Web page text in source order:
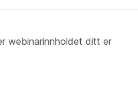
webinarinnholdet ditt er